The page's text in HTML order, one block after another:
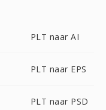
PLT naar AI
PLT naar EPS
PLT naar PSD